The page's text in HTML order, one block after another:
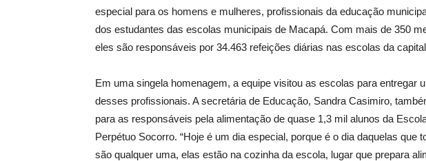
especial para os homens e mulheres, profissionais da educação
dos estudantes das escolas municipais de Macapá. Com mais de 350
eles são responsáveis por 34.463 refeições diárias nas escolas da
Em uma singela homenagem, a equipe visitou as escolas para entregar
desses profissionais. A secretária de Educação, Sandra Casimiro,
para as responsáveis pela alimentação de quase 1,3 mil alunos da
Perpétuo Socorro. “Hoje é um dia especial, porque é o dia daquelas que
são qualquer uma, elas estão na cozinha da escola, lugar que prepara